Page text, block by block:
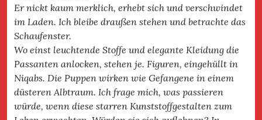
Er nickt kaum merklich, erhebt sich und verschwindet
im Laden. Ich bleibe draußen stehen und betrachte das
Schaufenster.
Wo einst leuchtende Stoffe und elegante Kleidung die
Passanten anlocken, stehen je. Figuren, eingehüllt in
Niqabs. Die Puppen wirken wie Gefangene in einem
düsteren Albtraum. Ich frage mich, was passieren
würde, wenn diese starren Kunststoffgestalten zum